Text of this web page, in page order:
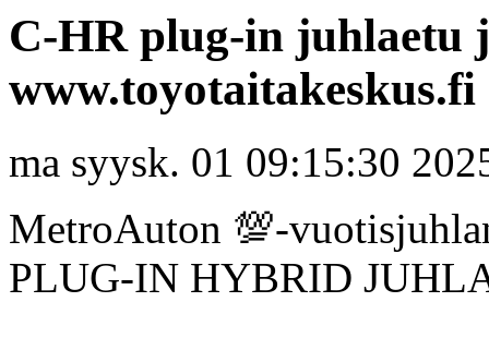
C-HR plug-in juhlaetu
www.toyotaitakeskus.fi
ma syysk. 01 09:15:30
MetroAuton 💯-
PLUG-IN HYBRID